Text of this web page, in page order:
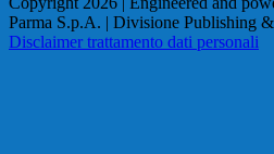
Parma S.p.A. | Divisione Publishing
Disclaimer trattamento dati personali